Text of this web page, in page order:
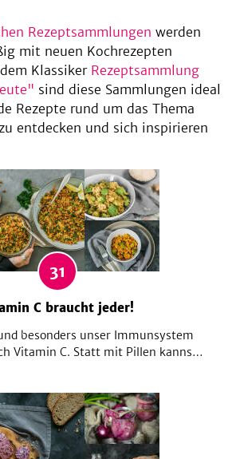
Rezeptsammlungen werden
mit neuen Kochrezepten
Klassiker Rezeptsammlung
sind diese Sammlungen ideal
Rezepte rund um das Thema
entdecken und sich inspirieren
31
C braucht jeder!
besonders unser Immunsystem
Vitamin C. Statt mit Pillen kannst
Lebensmitteln, welche besonders
Vitamin C enthalten.